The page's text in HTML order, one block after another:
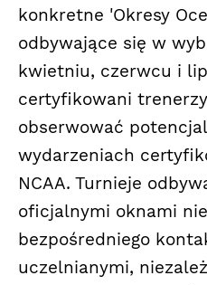
konkretne 'Okresy
odbywające się w
kwietniu, czerwcu i
certyfikowani
obserwować
wydarzeniach
NCAA. Turnieje
oficjalnymi oknami
bezpośredniego
uczelnianymi,